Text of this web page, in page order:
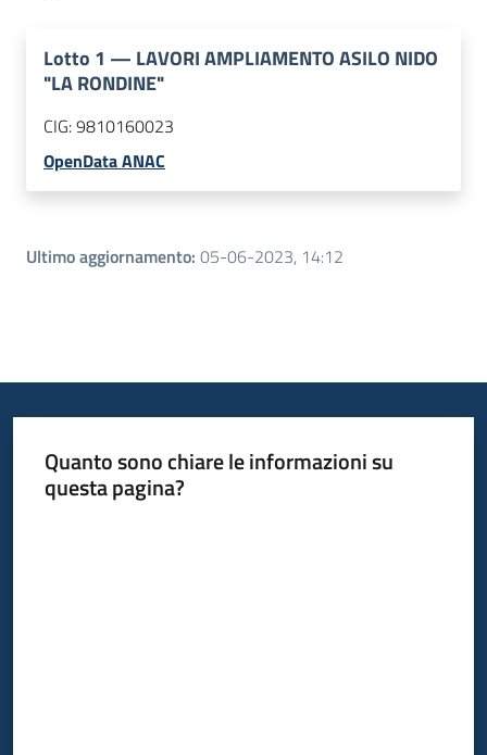
Lotto 1 — LAVORI AMPLIAMENTO ASILO NIDO
"LA RONDINE"
CIG:9810160023
OpenData ANAC
Ultimo aggiornamento: 05-06-2023, 14:12
Quanto sono chiare le informazioni su
questa pagina?